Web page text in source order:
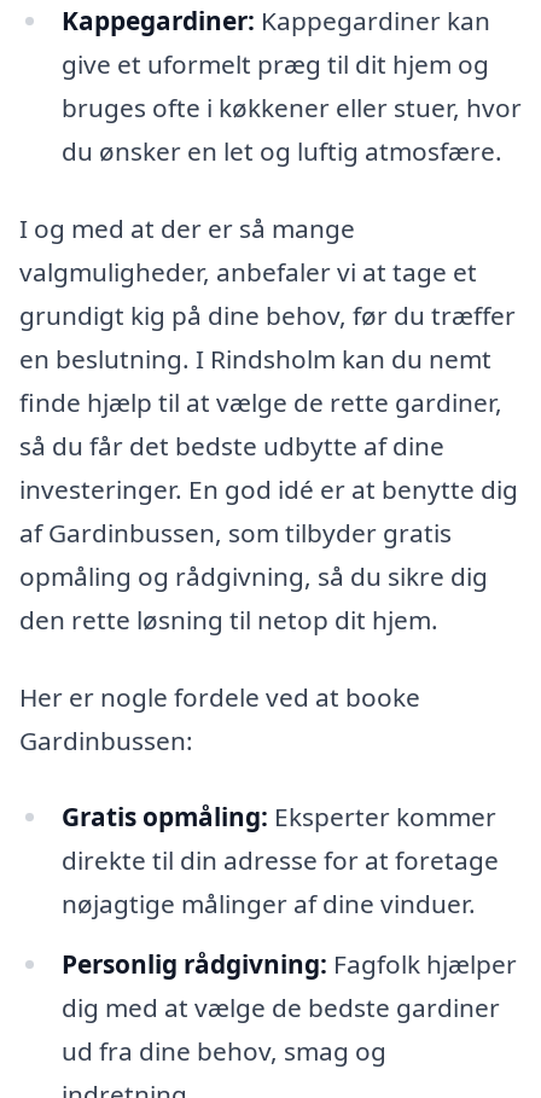
Kappegardiner: Kappegardiner kan
give et uformelt præg til dit hjem og
bruges ofte i køkkener eller stuer, hvor
du ønsker en let og luftig atmosfære.
I og med at der er så mange
valgmuligheder, anbefaler vi at tage et
grundigt kig på dine behov, før du træffer
en beslutning. I Rindsholm kan du nemt
finde hjælp til at vælge de rette gardiner,
så du får det bedste udbytte af dine
investeringer. En god idé er at benytte dig
af Gardinbussen, som tilbyder gratis
opmåling og rådgivning, så du sikre dig
den rette løsning til netop dit hjem.
Her er nogle fordele ved at booke
Gardinbussen:
Gratis opmåling: Eksperter kommer
direkte til din adresse for at foretage
nøjagtige målinger af dine vinduer.
Personlig rådgivning: Fagfolk hjælper
dig med at vælge de bedste gardiner
ud fra dine behov, smag og